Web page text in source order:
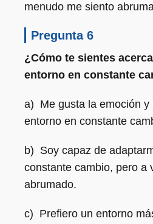
menudo me siento
Pregunta 6
¿Cómo te sientes
entorno en constante
a) Me gusta la emoción y
entorno en constante
b) Soy capaz de
constante cambio, pero a
abrumado.
c) Prefiero un entorno